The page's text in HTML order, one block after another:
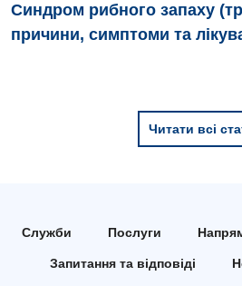
Синдром рибного запаху
причини, симптоми та
Читати всі
Служби Послуги
Запитання та відповіді